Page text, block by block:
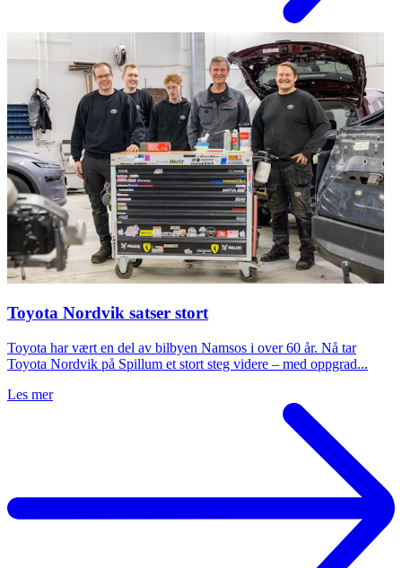
Toyota Nordvik satser stort
Toyota har vært en del av bilbyen Namsos i over 60 år. Nå tar
Toyota Nordvik på Spillum et stort steg videre – med oppgrad...
Les mer